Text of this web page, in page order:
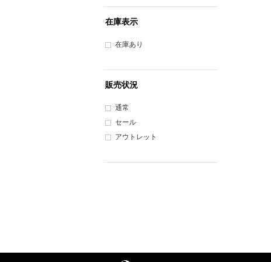
在庫表示
在庫あり
販売状況
通常
セール
アウトレット